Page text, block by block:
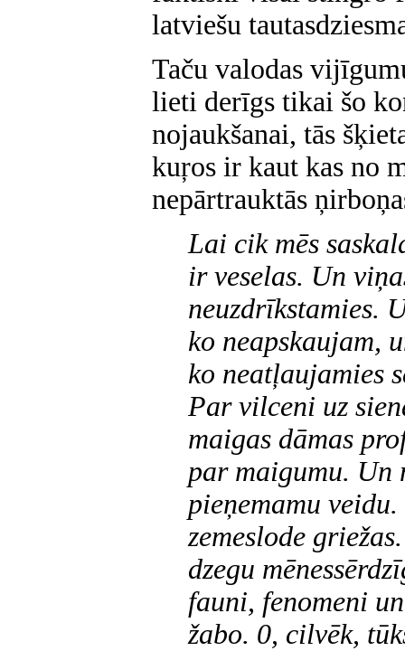
latviešu
Taču valodas
lieti derīgs tikai šo
nojaukšanai, tās
kuŗos ir kaut kas no
nepārtrauktās
Lai cik mēs
ir veselas. Un
neuzdrīkstamies.
ko neapskaujam,
ko neatļaujamies
Par vilceni uz
maigas dāmas
par maigumu. Un
pieņemamu
zemeslode
dzegu
fauni, fenomeni
žabo. 0, cilvēk,